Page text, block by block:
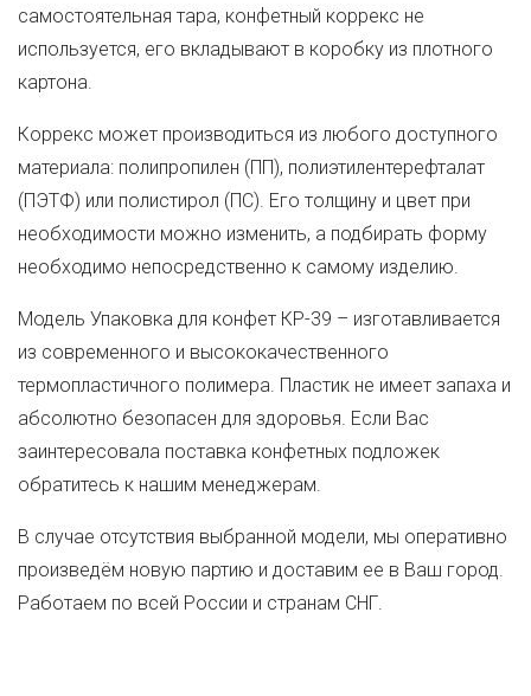
самостоятельная тара, конфетный коррекс не
используется, его вкладывают в коробку из плотного
картона.
Коррекс может производиться из любого доступного
материала: полипропилен (ПП), полиэтилентерефталат
(ПЭТФ) или полистирол (ПС). Его толщину и цвет при
необходимости можно изменить, а подбирать форму
необходимо непосредственно к самому изделию.
Модель Упаковка для конфет КР-39 – изготавливается
из современного и высококачественного
термопластичного полимера. Пластик не имеет запаха и
абсолютно безопасен для здоровья. Если Вас
заинтересовала поставка конфетных подложек
обратитесь к нашим менеджерам.
В случае отсутствия выбранной модели, мы оперативно
произведём новую партию и доставим ее в Ваш город.
Работаем по всей России и странам СНГ.